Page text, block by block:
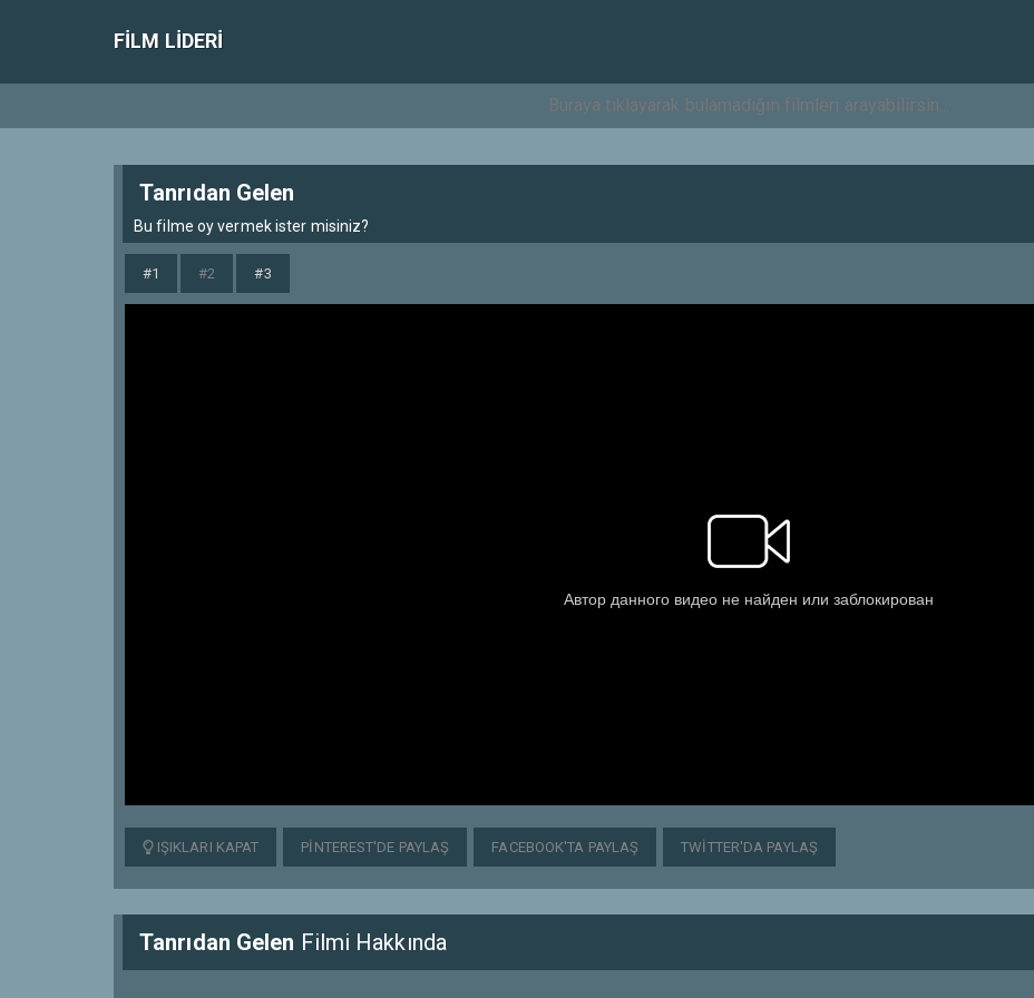
FILM LIDERI
Tanrıdan Gelen
Bu filme oy vermek ister misiniz?
#1 #2 #3
IŞIKLARI KAPAT PINTEREST'DE PAYLAŞ FACEBOOK'TA PAYLAŞ TWITTER'DA PAYLAŞ
Tanrıdan Gelen Filmi Hakkında